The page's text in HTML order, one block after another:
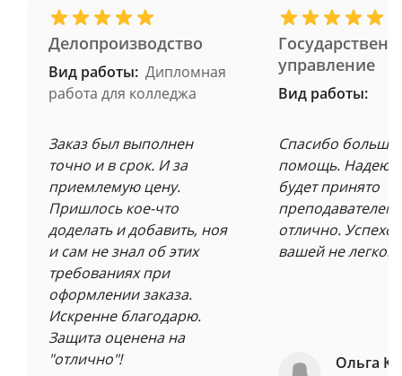
Делопроизводство
Вид работы: Дипломная
работа для колледжа
Заказ был выполнен
точно и в срок. И за
приемлемую цену.
Пришлось кое-что
доделать и добавить, ноя
и сам не знал об этих
требованиях при
оформлении заказа.
Искренне благодарю.
Защита оценена на
"отлично"!
управление
Вид работы:
Спасибо
помощь.
будет принято
преподавателем
отлично.
вашей не легкой
Ольга